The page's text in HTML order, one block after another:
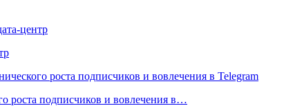
роста подписчиков и вовлечения в…